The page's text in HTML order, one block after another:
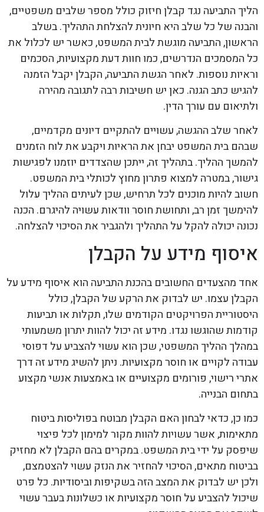
הליך התביעה נגד קבלן חיזוק כולל מספר שלבים משפטיים,
והבנה של כל שלב היא חיונית להצלחת התהליך. בשלב
הראשון, התביעה מוגשת לבית המשפט, כאשר יש לכלול את
כל המסמכים הנדרשים, כמו חוות דעת מקצועיות, הסכמים
וראיות נוספות. לאחר הגשת התביעה, הקבלן יקבל הזמנה
להגיש כתב הגנה. כאן יש חשיבות רבה לתגובה מהירה
ולתיאום עם עורך הדין.
לאחר שלב ההגשה, עשויים להתקיים דיונים מקדמיים,
שבהם בית המשפט יבחן את הראיות ויקבע את לוח הזמנים
להמשך ההליך. בתהליך זה, ייתכן שהצדדים יוזמנו לפגישות
גישור, במטרה למצוא פתרון מחוץ לכותלי בית המשפט.
חשוב להיות מוכנים לכל תרחיש, שכן לעיתים ההליך עלול
להימשך זמן רב, ותחושת חוסר וודאות עשויה להיגרם. הכנה
נכונה יכולה להקל על התהליך ולהגביר את הסיכוי להצלחה.
איסוף מידע על הקבלן
אחד מהצעדים החשובים בהכנת התביעה הוא איסוף מידע על
הקבלן עצמו. יש לבדוק את הרקע של הקבלן, כולל
היסטוריית הפרויקטים הקודמים שלו, תקלות או תביעות
קודמות שהוגשו נגדו. מידע זה יכול להוות יתרון משמעותי
במהלך ההליך המשפטי, שכן הוא עשוי להצביע על דפוסי
עבודה לקויים או חוסר מקצועיות. ניתן להשיג מידע זה דרך
אתרי רישוי, פורומים מקצועיים או באמצעות אנשי מקצוע
בתחום הבנייה.
כמו כן, כדאי לבחון האם הקבלן מבוטח בפוליסות ביטוח
מתאימות, אשר עשויות להוות מקור למימון לכל פיצוי
שיפסק על ידי בית המשפט. במקרים בהם הקבלן לא מחזיק
בביטוח מתאים, הסיכוי להחזיר את הנזק עשוי להצטמצם,
ולכן יש לבדוק את המצב הזה בשקיפות וביסודיות. כל פרט
שיכול להצביע על חוסר מקצועיות או כשלונות בעבר עשוי